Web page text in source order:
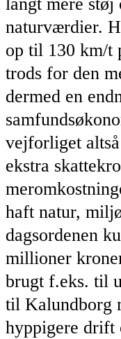
naturværdier.
op til 130 km/t
trods for den
dermed en
vejforliget
ekstra
haft natur,
dagsordenen
millioner
brugt f.eks. til
til Kalundborg
hyppigere drift